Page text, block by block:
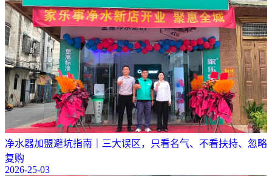
净水器加盟避坑指南｜三大误区，只看名气、不看扶持、忽略
复购
2026-25-03